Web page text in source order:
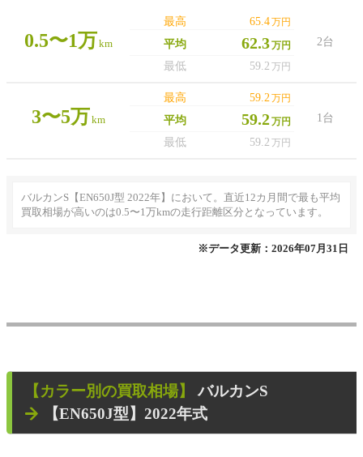
0.5〜1万km
最高 65.4万円
2台
平均 62.3万円
最低 59.2 万円
3〜5万km
最高 59.2 万円
1台
平均 59.2万円
最低 59.2 万円
バルカンS【EN650J型 2022年】において。直近12カ月間で最も平均
買取相場が高いのは0.5〜1万kmの走行距離区分となっています。
※データ更新：2026年07月31日
【カラー別の買取相場】
バルカンS
【EN650J型】2022年式